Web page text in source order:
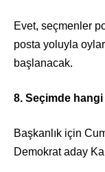
Evet, seçmenler
posta yoluyla
başlanacak.
8. Seçimde hangi
Başkanlık için
Demokrat aday